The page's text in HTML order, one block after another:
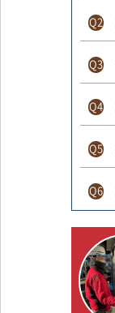
Q2
Q3
Q4
Q5
Q6